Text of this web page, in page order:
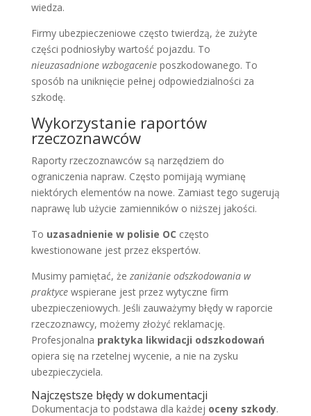
wiedza.
Firmy ubezpieczeniowe często twierdzą, że zużyte
części podniosłyby wartość pojazdu. To
nieuzasadnione wzbogacenieposzkodowanego. To
sposób na uniknięcie pełnej odpowiedzialności za
szkodę.
Wykorzystanie raportów
rzeczoznawców
Raporty rzeczoznawców są narzędziem do
ograniczenia napraw. Często pomijają wymianę
niektórych elementów na nowe. Zamiast tego sugerują
naprawę lub użycie zamienników o niższej jakości.
To uzasadnienie w polisie OC często
kwestionowane jest przez ekspertów.
Musimy pamiętać, że zaniżanie odszkodowania w
praktycewspierane jest przez wytyczne firm
ubezpieczeniowych. Jeśli zauważymy błędy w raporcie
rzeczoznawcy, możemy złożyć reklamację.
Profesjonalna praktyka likwidacji odszkodowań
opiera się na rzetelnej wycenie, a nie na zysku
ubezpieczyciela.
Najczęstsze błędy w dokumentacji
Dokumentacja to podstawa dla każdej oceny szkody.